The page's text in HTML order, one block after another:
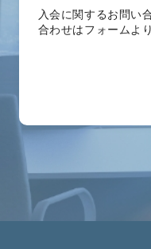
入会に関するお問い
合わせはフォームよ